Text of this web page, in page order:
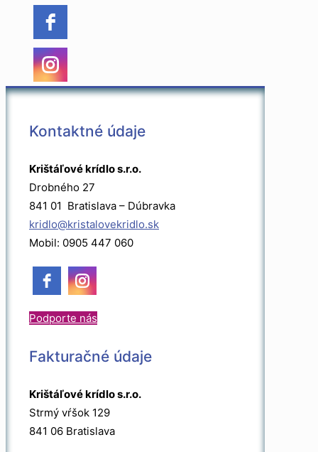
Kontaktné údaje
Krištáľové krídlo s.r.o.
Drobného 27
841 01 Bratislava – Dúbravka
kridlo@kristalovekridlo.sk
Mobil: 0905 447 060
Podporte nás
Fakturačné údaje
Krištáľové krídlo s.r.o.
Strmý vŕšok 129
841 06 Bratislava